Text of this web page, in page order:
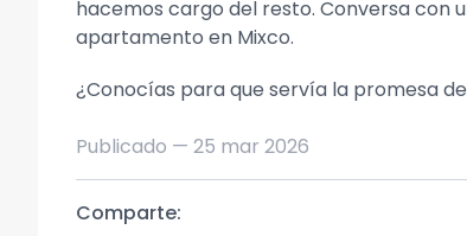
hacemos cargo del resto. Conversa con
apartamento en Mixco.
¿Conocías para que servía la promesa
Publicado — 25 mar 2026
Comparte: